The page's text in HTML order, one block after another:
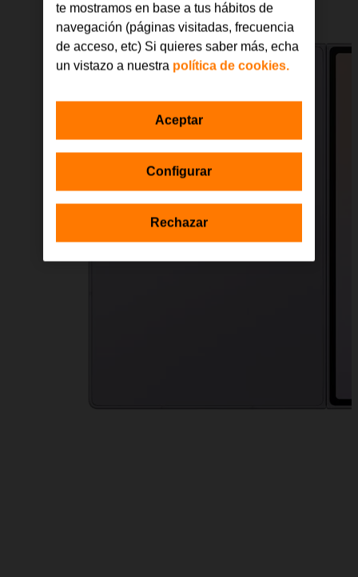
te mostramos en base a tus hábitos de
navegación (páginas visitadas, frecuencia
de acceso, etc) Si quieres saber más, echa
un vistazo a nuestra política de cookies.
Configurar
Rechazar
Aceptar